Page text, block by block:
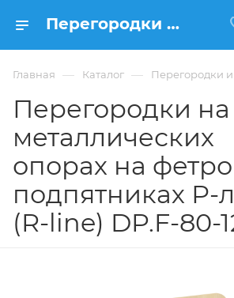
Перегородки на металлических опорах на фетровых подпятниках Р-лайн (R-line) DP.F-80-120 купить в Москве, цена 6 977 ₽. - интернет-магазин ФРАНКОМ
Главная — Каталог — Перегородки
Перегородки на
металлических
опорах на
подпятниках Р-
(R-line) DP.F-80-